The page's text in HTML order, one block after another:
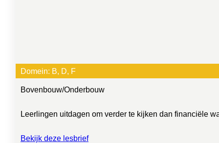
Domein: B, D, F
Bovenbouw/Onderbouw
Leerlingen uitdagen om verder te kijken dan financiële
Bekijk deze lesbrief